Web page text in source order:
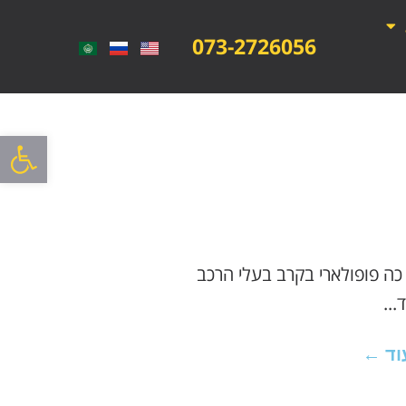
פתח
073-2726056
פופולארי בקרב בעלי הרכב
←